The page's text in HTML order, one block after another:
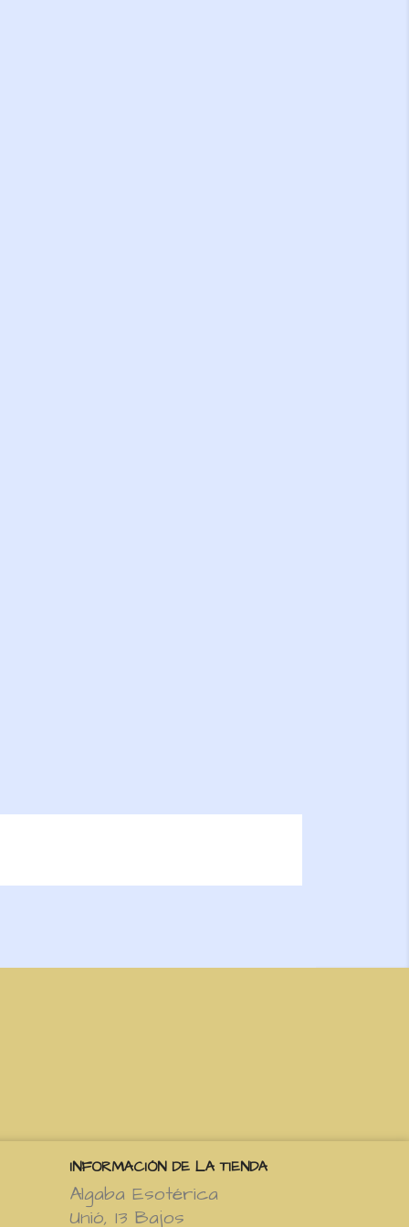
INFORMACIÓN DE LA TIENDA
Algaba Esotérica
Unió, 13 Bajos